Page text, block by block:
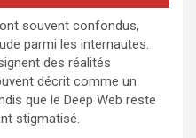
souvent confondus,
parmi les internautes.
des réalités
décrit comme un
que le Deep Web reste
stigmatisé.